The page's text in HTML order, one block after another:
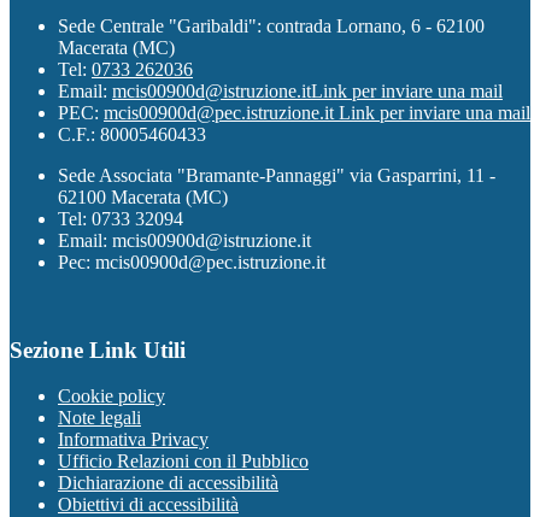
Sede Centrale "Garibaldi": contrada Lornano, 6 - 62100
Macerata (MC)
Tel: 0733 262036
Email: mcis00900d@istruzione.itLink per inviare una mail
PEC: mcis00900d@pec.istruzione.it Link per inviare una mail
C.F.: 80005460433
Sede Associata "Bramante-Pannaggi" via Gasparrini, 11 -
62100 Macerata (MC)
Tel: 0733 32094
Email: mcis00900d@istruzione.it
Pec: mcis00900d@pec.istruzione.it
Sezione Link Utili
Cookie policy
Note legali
Informativa Privacy
Ufficio Relazioni con il Pubblico
Dichiarazione di accessibilità
Obiettivi di accessibilità